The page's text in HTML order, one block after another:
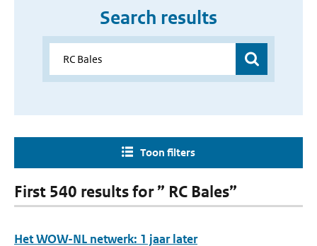
Search results
Toon filters
First 540 results for ” RC Bales”
Het WOW-NL netwerk: 1 jaar later